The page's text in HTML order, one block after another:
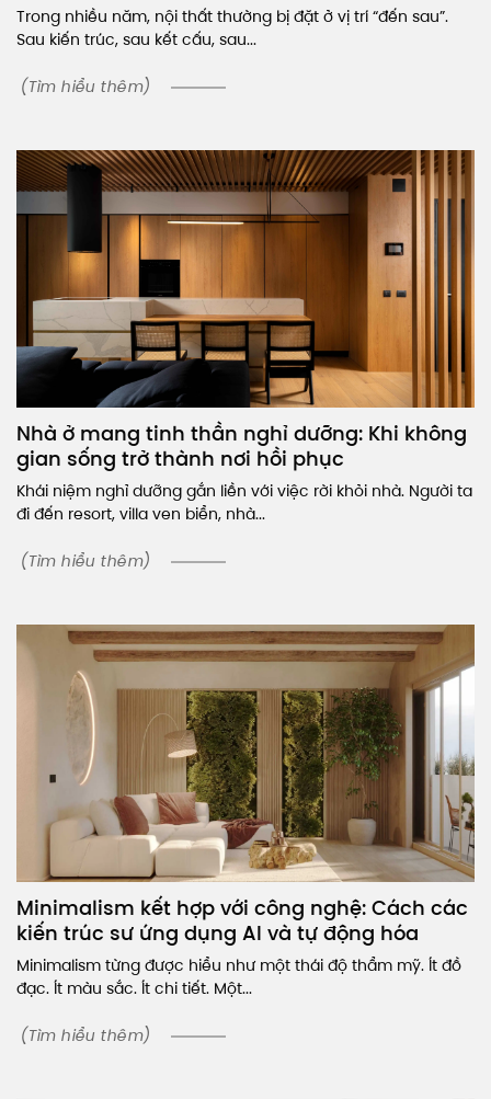
Trong nhiều năm, nội thất thường bị đặt ở vị trí “đến sau”.
Sau kiến trúc, sau kết cấu, sau...
(Tìm hiểu thêm)
Nhà ở mang tinh thần nghỉ dưỡng: Khi không
gian sống trở thành nơi hồi phục
Khái niệm nghỉ dưỡng gắn liền với việc rời khỏi nhà. Người ta
đi đến resort, villa ven biển, nhà...
(Tìm hiểu thêm)
Minimalism kết hợp với công nghệ: Cách các
kiến trúc sư ứng dụng AI và tự động hóa
Minimalism từng được hiểu như một thái độ thẩm mỹ. Ít đồ
đạc. Ít màu sắc. Ít chi tiết. Một...
(Tìm hiểu thêm)